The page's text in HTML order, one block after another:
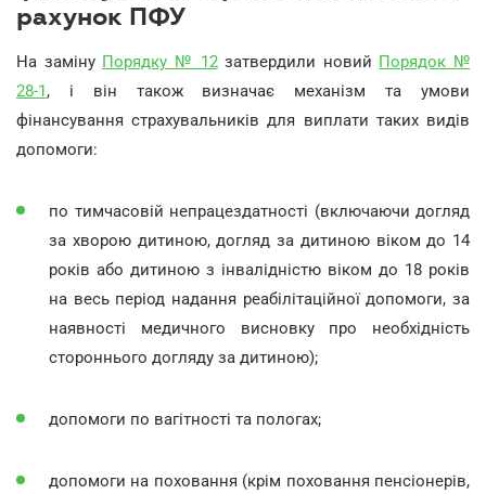
рахунок ПФУ
На заміну Порядку № 12затвердили новий Порядок №
28-1, і він також визначає механізм та умови
фінансування страхувальників для виплати таких видів
допомоги:
по тимчасовій непрацездатності (включаючи догляд
за хворою дитиною, догляд за дитиною віком до 14
років або дитиною з інвалідністю віком до 18 років
на весь період надання реабілітаційної допомоги, за
наявності медичного висновку про необхідність
стороннього догляду за дитиною);
допомоги по вагітності та пологах;
допомоги на поховання (крім поховання пенсіонерів,